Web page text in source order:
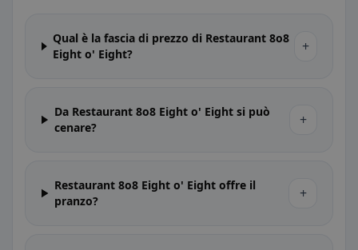
Qual è la fascia di prezzo di Restaurant 8o8
Eight o' Eight?
+
Da Restaurant 8o8 Eight o' Eight si può
cenare?
+
Restaurant 8o8 Eight o' Eight offre il
pranzo?
+